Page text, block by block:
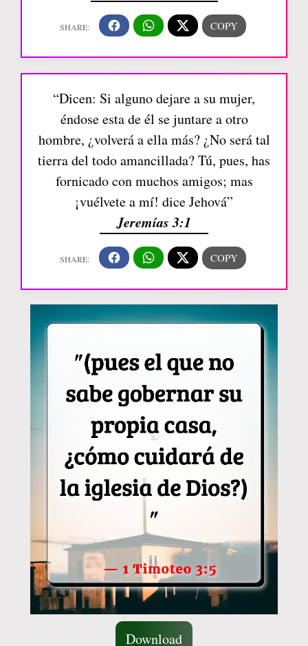
“Dicen: Si alguno dejare a su mujer,
éndose esta de él se juntare a otro
hombre, ¿volverá a ella más? ¿No será tal
tierra del todo amancillada? Tú, pues, has
fornicado con muchos amigos; mas
¡vuélvete a mí! dice Jehová”
Jeremías 3:1
Download